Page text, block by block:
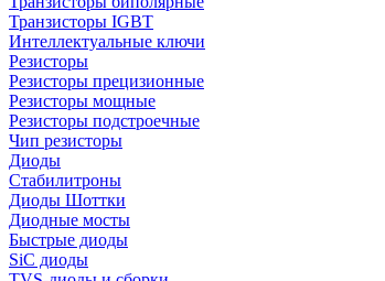
Транзисторы IGBT
Интеллектуальные ключи
Резисторы
Резисторы прецизионные
Резисторы мощные
Резисторы подстроечные
Чип резисторы
Диоды
Стабилитроны
Диоды Шоттки
Диодные мосты
Быстрые диоды
SiC диоды